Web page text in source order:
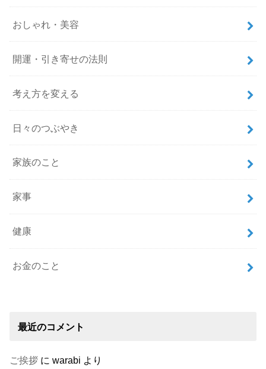
おしゃれ・美容
開運・引き寄せの法則
考え方を変える
日々のつぶやき
家族のこと
家事
健康
お金のこと
最近のコメント
ご挨拶 にwarabi より